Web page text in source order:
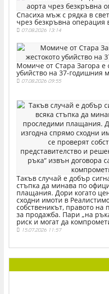
Спасиха мъж с рядка в
чрез безкръвна операция
07.08.2026 13:14
Момиче от Стара Загора е
убийство на 37-годишния
07.08.2026 09:55
Такъв случай е добър
стъпка да минава по
плащания. Дори когато
сходни имоти в
собственикът, правото на
за продажба. Пари „на
риск и могат да
15.07.2026 11:57